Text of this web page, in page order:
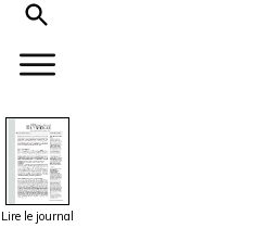
Lire le journal